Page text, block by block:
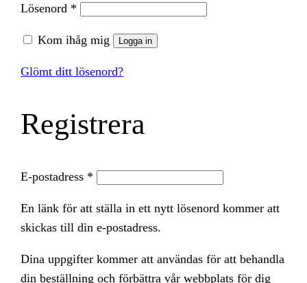
Lösenord *
Kom ihåg mig Logga in
Glömt ditt lösenord?
Registrera
E-postadress *
En länk för att ställa in ett nytt lösenord kommer att
skickas till din e-postadress.
Dina uppgifter kommer att användas för att behandla
din beställning och förbättra vår webbplats för dig